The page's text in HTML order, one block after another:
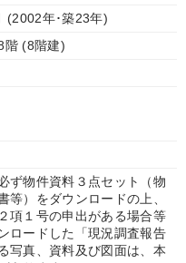
(2002年･築23年)
階 (8階建)
ず物件資料３点セット（物
）をダウンロードの上、
項１号の申出がある場合等
ロードした「現況調査報告
写真、資料及び図面は、本